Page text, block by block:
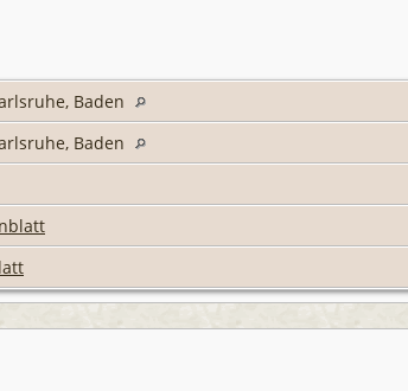
Baden
Baden